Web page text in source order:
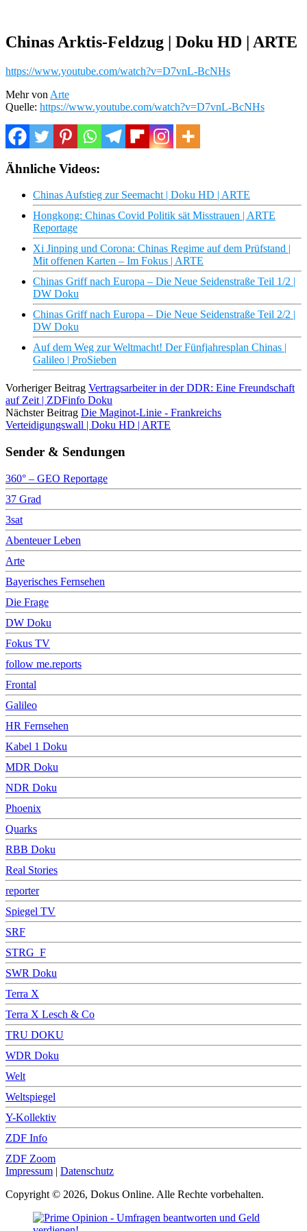
Chinas Arktis-Feldzug | Doku HD | ARTE
https://www.youtube.com/watch?v=D7vnL-BcNHs
Mehr von Arte
Quelle: https://www.youtube.com/watch?v=D7vnL-BcNHs
Ähnliche Videos:
Chinas Aufstieg zur Seemacht | Doku HD | ARTE
Hongkong: Chinas Covid Politik sät Misstrauen | ARTE
Reportage
Xi Jinping und Corona: Chinas Regime auf dem Prüfstand |
Mit offenen Karten – Im Fokus | ARTE
Chinas Griff nach Europa – Die Neue Seidenstraße Teil 1/2 |
DW Doku
Chinas Griff nach Europa – Die Neue Seidenstraße Teil 2/2 |
DW Doku
Auf dem Weg zur Weltmacht! Der Fünfjahresplan Chinas |
Galileo | ProSieben
Vorheriger Beitrag Vertragsarbeiter in der DDR: Eine Freundschaft
auf Zeit | ZDFinfo Doku
Nächster Beitrag Die Maginot-Linie - Frankreichs
Verteidigungswall | Doku HD | ARTE
Sender & Sendungen
360° – GEO Reportage
37 Grad
3sat
Abenteuer Leben
Arte
Bayerisches Fernsehen
Die Frage
DW Doku
Fokus TV
follow me.reports
Frontal
Galileo
HR Fernsehen
Kabel 1 Doku
MDR Doku
NDR Doku
Phoenix
Quarks
RBB Doku
Real Stories
reporter
Spiegel TV
SRF
STRG_F
SWR Doku
Terra X
Terra X Lesch & Co
TRU DOKU
WDR Doku
Welt
Weltspiegel
Y-Kollektiv
ZDF Info
ZDF Zoom
Impressum | Datenschutz
Copyright © 2026, Dokus Online. Alle Rechte vorbehalten.